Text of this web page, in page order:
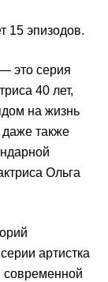
15 эпизодов.
это серия
40 лет,
на жизнь
также
Ольга
артистка
современной